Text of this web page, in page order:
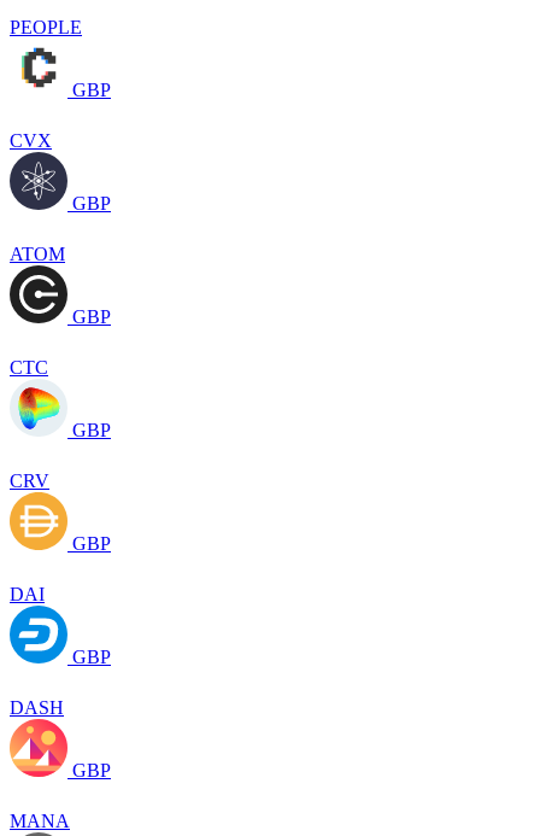
PEOPLE
GBP
CVX
GBP
ATOM
GBP
CTC
GBP
CRV
GBP
DAI
GBP
DASH
GBP
MANA